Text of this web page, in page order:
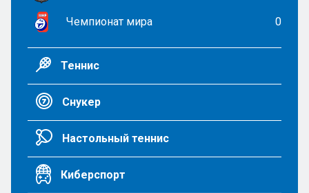
Чемпионат мира 0
Теннис
Снукер
Настольный теннис
Киберспорт